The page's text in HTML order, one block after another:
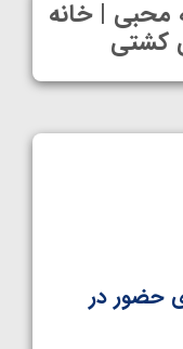
محبی | خانه
کشتی
حضور در